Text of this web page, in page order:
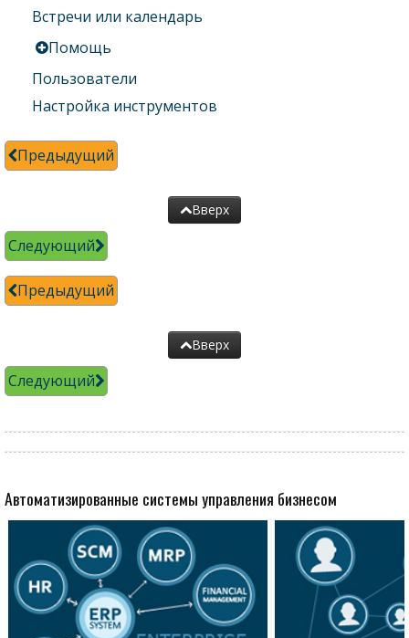
Встречи или календарь
Помощь
Пользователи
Настройка инструментов
Предыдущий
Вверх
Следующий
Предыдущий
Вверх
Следующий
Автоматизированные системы управления бизнесом